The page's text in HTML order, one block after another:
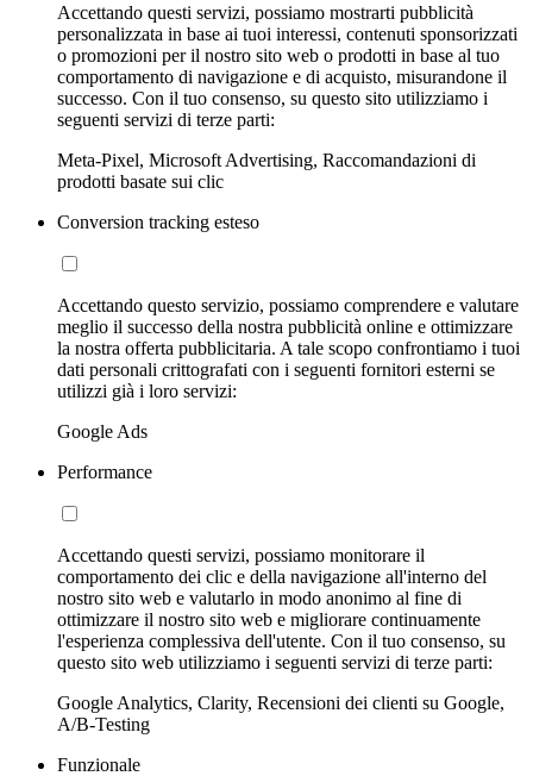
Accettando questi servizi, possiamo mostrarti pubblicità
personalizzata in base ai tuoi interessi, contenuti sponsorizzati
o promozioni per il nostro sito web o prodotti in base al tuo
comportamento di navigazione e di acquisto, misurandone il
successo. Con il tuo consenso, su questo sito utilizziamo i
seguenti servizi di terze parti:
Meta-Pixel, Microsoft Advertising, Raccomandazioni di
prodotti basate sui clic
Conversion tracking esteso
Accettando questo servizio, possiamo comprendere e valutare
meglio il successo della nostra pubblicità online e ottimizzare
la nostra offerta pubblicitaria. A tale scopo confrontiamo i tuoi
dati personali crittografati con i seguenti fornitori esterni se
utilizzi già i loro servizi:
Google Ads
Performance
Accettando questi servizi, possiamo monitorare il
comportamento dei clic e della navigazione all'interno del
nostro sito web e valutarlo in modo anonimo al fine di
ottimizzare il nostro sito web e migliorare continuamente
l'esperienza complessiva dell'utente. Con il tuo consenso, su
questo sito web utilizziamo i seguenti servizi di terze parti:
Google Analytics, Clarity, Recensioni dei clienti su Google,
A/B-Testing
Funzionale